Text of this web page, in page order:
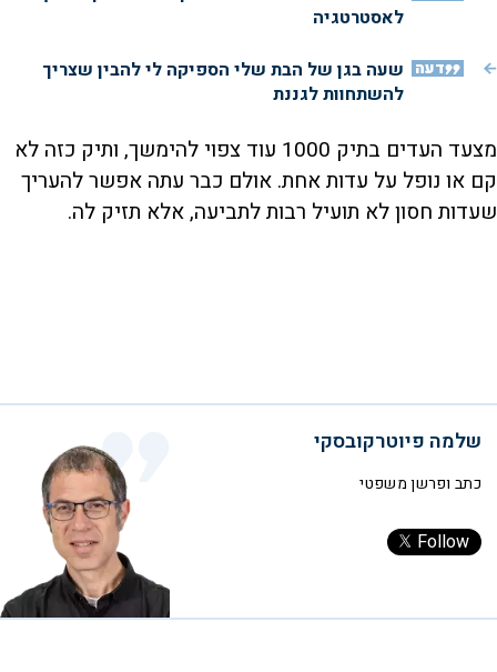
לאסטרטגיה
דעה שעה בגן של הבת שלי הספיקה לי להבין שצריך
להשתחוות לגננת
מצעד העדים בתיק 1000 עוד צפוי להימשך, ותיק כזה לא
קם או נופל על עדות אחת. אולם כבר עתה אפשר להעריך
שעדות חסון לא תועיל רבות לתביעה, אלא תזיק לה.
שלמה פיוטרקובסקי
כתב ופרשן משפטי
Follow